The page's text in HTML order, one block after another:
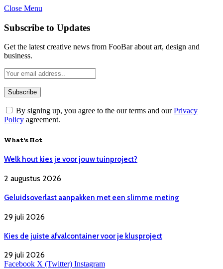
Close Menu
Subscribe to Updates
Get the latest creative news from FooBar about art, design and
business.
By signing up, you agree to the our terms and ourPrivacy
Policy agreement.
What's Hot
Welk hout kies je voor jouw tuinproject?
2 augustus 2026
Geluidsoverlast aanpakken met een slimme meting
29 juli 2026
Kies de juiste afvalcontainer voor je klusproject
29 juli 2026
Facebook X (Twitter) Instagram